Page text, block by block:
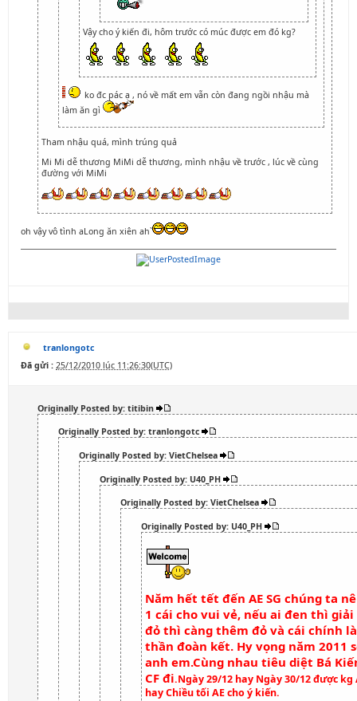
Vậy cho ý kiến đi, hôm trước có múc được em đó kg?
ko đc pác ạ , nó về mất em vẫn còn đang ngồi nhậu mà
làm ăn gì
Tham nhậu quá, mình trúng quả
Mi Mi dễ thương MiMi dễ thương, mình nhậu về trước , lúc về cùng
đường với MiMi
oh vậy vô tình aLong ăn xiên ah`
tranlongotc
Đã gửi : 25/12/2010 lúc 11:26:30(UTC)
Originally Posted by: titibin
Originally Posted by: tranlongotc
Originally Posted by: VietChelsea
Originally Posted by: U40_PH
Originally Posted by: VietChelsea
Originally Posted by: U40_PH
Năm hết tết đến AE SG chúng ta
1 cái cho vui vẻ, nếu ai đen thì giải
đỏ thì càng thêm đỏ và cái chính
thần đoàn kết. Hy vọng năm 2011
anh em.Cùng nhau tiêu diệt Bá
CF đi.Ngày 29/12 hay Ngày 30/12 được kg
hay Chiều tối AE cho ý kiến.